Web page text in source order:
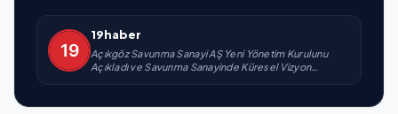
19haber
Açıkgöz Savunma Sanayi AŞ Yeni Yönetim Kurulunu
Açıkladı ve Savunma Sanayinde Küresel Vizyon